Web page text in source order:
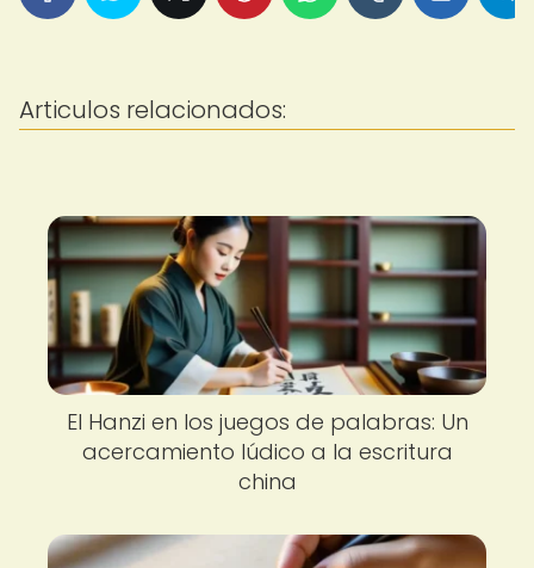
Articulos relacionados:
El Hanzi en los juegos de palabras: Un
acercamiento lúdico a la escritura
china